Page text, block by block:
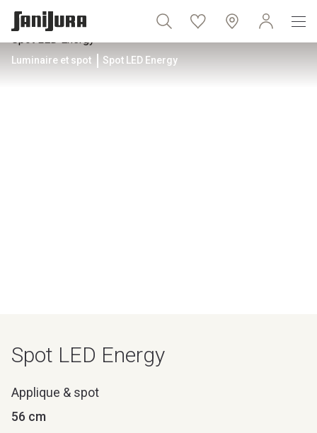
Luminaire et spot Spot LED Energy
Spot LED Energy
Applique & spot
56 cm